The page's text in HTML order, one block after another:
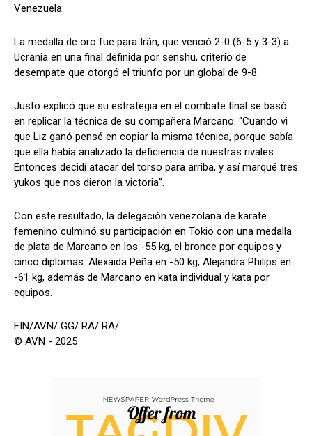
Venezuela.
La medalla de oro fue para Irán, que venció 2-0 (6-5 y 3-3) a
Ucrania en una final definida por senshu, criterio de
desempate que otorgó el triunfo por un global de 9-8.
Justo explicó que su estrategia en el combate final se basó
en replicar la técnica de su compañera Marcano: “Cuando vi
que Liz ganó pensé en copiar la misma técnica, porque sabía
que ella había analizado la deficiencia de nuestras rivales.
Entonces decidí atacar del torso para arriba, y así marqué tres
yukos que nos dieron la victoria”.
Con este resultado, la delegación venezolana de karate
femenino culminó su participación en Tokio con una medalla
de plata de Marcano en los -55 kg, el bronce por equipos y
cinco diplomas: Alexaida Peña en -50 kg, Alejandra Philips en
-61 kg, además de Marcano en kata individual y kata por
equipos.
FIN/AVN/ GG/ RA/ RA/
© AVN - 2025